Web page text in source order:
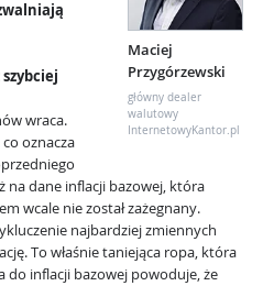
Maciej
Przygórzewski
główny dealer
walutowy
InternetowyKantor.pl
wraca.
oznacza
na dane inflacji bazowej, która
wcale nie został zażegnany.
najbardziej zmiennych
To właśnie taniejąca ropa, która
do inflacji bazowej powoduje, że